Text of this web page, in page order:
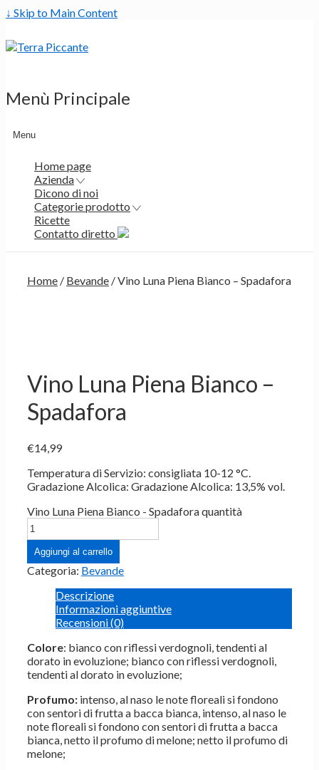
↓ Skip to Main Content
Menù Principale
Menu
Home page
Azienda
Dicono di noi
Categorie prodotto
Ricette
Contatto diretto
Home / Bevande / Vino Luna Piena Bianco – Spadafora
Vino Luna Piena Bianco –
Spadafora
€14,99
Temperatura di Servizio: consigliata 10-12 °C.
Gradazione Alcolica: Gradazione Alcolica: 13,5% vol.
Vino Luna Piena Bianco - Spadafora quantità
Aggiungi al carrello
Categoria: Bevande
Descrizione
Informazioni aggiuntive
Recensioni (0)
Colore: bianco con riflessi verdognoli, tendenti al
dorato in evoluzione; bianco con riflessi verdognoli,
tendenti al dorato in evoluzione;
Profumo: intenso, al naso le note floreali si fondono
con sentori di frutta a bacca bianca, intenso, al naso le
note floreali si fondono con sentori di frutta a bacca
bianca, netto il profumo di melone; netto il profumo di
melone;